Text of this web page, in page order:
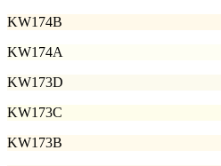
KW174B
KW174A
KW173D
KW173C
KW173B